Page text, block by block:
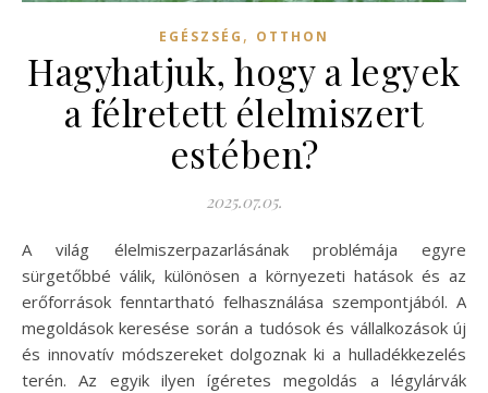
EGÉSZSÉG , OTTHON
Hagyhatjuk, hogy a legyek
a félretett élelmiszert
estében?
2025.07.05.
A világ élelmiszerpazarlásának problémája egyre
sürgetőbbé válik, különösen a környezeti hatások és az
erőforrások fenntartható felhasználása szempontjából. A
megoldások keresése során a tudósok és vállalkozások új
és innovatív módszereket dolgoznak ki a hulladékkezelés
terén. Az egyik ilyen ígéretes megoldás a légylárvák